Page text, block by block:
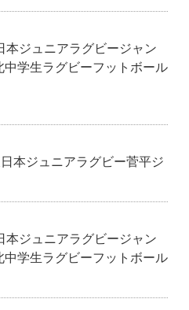
ジュニアラグビージャン
学生ラグビーフットボール
本ジュニアラグビー菅平ジ
ジュニアラグビージャン
学生ラグビーフットボール